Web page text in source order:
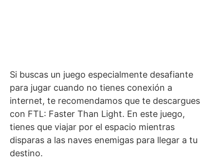
Si buscas un juego especialmente desafiante
para jugar cuando no tienes conexión a
internet, te recomendamos que te descargues
con FTL: Faster Than Light. En este juego,
tienes que viajar por el espacio mientras
disparas a las naves enemigas para llegar a tu
destino.